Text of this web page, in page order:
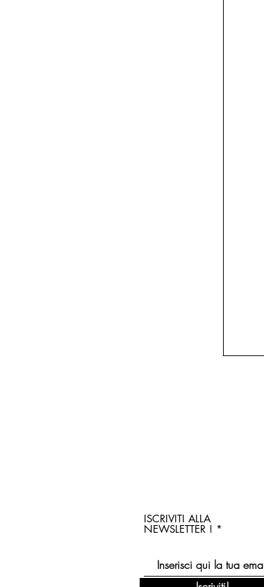
ISCRIVITI ALLA
NEWSLETTER !